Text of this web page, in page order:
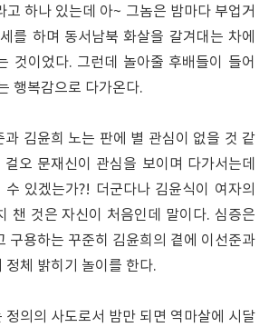
고 하나 있는데 아~ 그놈은 밤마다 부업거
를 하며 동서남북 화살을 갈겨대는 차에
것이었다. 그런데 놀아줄 후배들이 들어
행복감으로 다가온다.
과 김윤희 노는 판에 별 관심이 없을 것 같
오 문재신이 관심을 보이며 다가서는데
있겠는가?! 더군다나 김윤식이 여자의
챈 것은 자신이 처음인데 말이다. 심증은
구용하는 꾸준히 김윤희의 곁에 이선준과
정체 밝히기 놀이를 한다.
정의의 사도로서 밤만 되면 역마살에 시달